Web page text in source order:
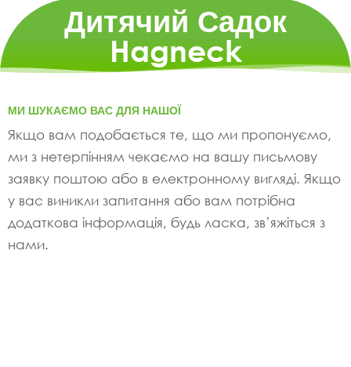
Дитячий Садок
Hagneck
МИ ШУКАЄМО ВАС ДЛЯ НАШОЇ
Якщо вам подобається те, що ми пропонуємо,
ми з нетерпінням чекаємо на вашу письмову
заявку поштою або в електронному вигляді. Якщо
у вас виникли запитання або вам потрібна
додаткова інформація, будь ласка, зв’яжіться з
нами.